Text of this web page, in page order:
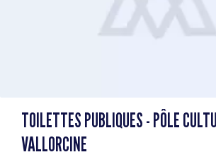
TOILETTES PUBLIQUES - PÔLE
VALLORCINE